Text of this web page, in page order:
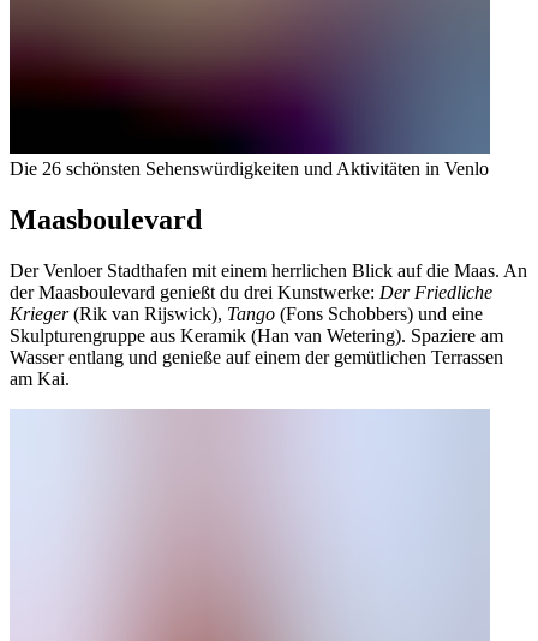
Die 26 schönsten Sehenswürdigkeiten und Aktivitäten in Venlo
Maasboulevard
Der Venloer Stadthafen mit einem herrlichen Blick auf die Maas. An
der Maasboulevard genießt du drei Kunstwerke: Der Friedliche
Krieger(Rik van Rijswick), Tango (Fons Schobbers) und eine
Skulpturengruppe aus Keramik (Han van Wetering). Spaziere am
Wasser entlang und genieße auf einem der gemütlichen Terrassen
am Kai.